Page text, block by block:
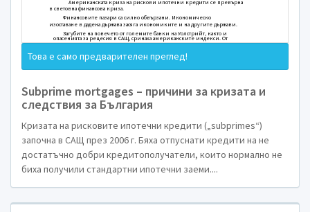
Кризата на рисковите ипотечни
САЩ през 2006 г. Бяха отпуснати
кредитополучатели, които
ипотечни заеми. За съжаление, спад
САЩ доведе до неспособност на
финансовите си задължения и така
обстоятелства накараха няколко
рисковите ипотеки да прекратят
финансови пазари са
Традиционно
жилищен кредит, кредитния риск, се
обаче стана възможно
рисковите ипотечни кредити, на
Това е само предварителен преглед!
Subprime mortgages – причини за кризата и
следствия за България
Кризата на рисковите ипотечни кредити („subprimes“)
започна в САЩ през 2006 г. Бяха отпуснати кредити на не
достатъчно добри кредитополучатели, които нормално не
биха получили стандартни ипотечни заеми....